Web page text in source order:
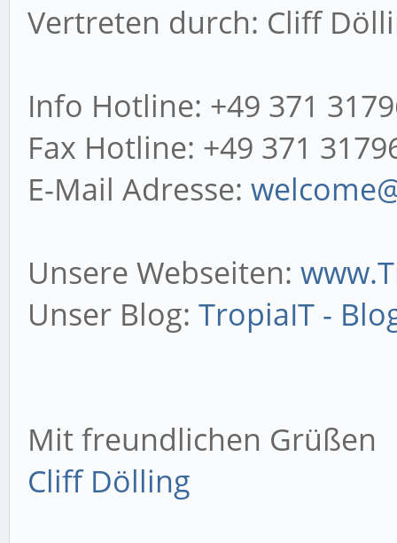
Vertreten durch: Cliff
Info Hotline: +49 371
Fax Hotline: +49 371
E-Mail Adresse:
Unsere Webseiten:
Unser Blog: TropiaIT -
Mit freundlichen Grüßen
Cliff Dölling